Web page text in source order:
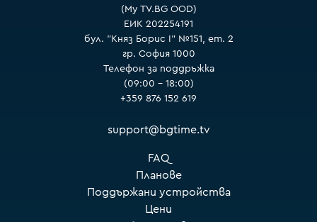
(My TV.BG OOD)
ЕИК 202254191
бул. "Княз Борис I" №151, ет. 2
гр. София 1000
Телефон за поддръжка
(09:00 – 18:00)
+359 876 152 619
support@bgtime.tv
FAQ
Планове
Поддържани устройства
Цени